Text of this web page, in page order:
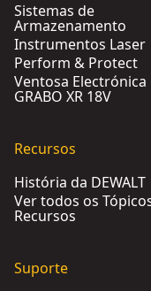
Sistemas de
Armazenamento
Instrumentos Laser
Perform & Protect
Ventosa Electrónica
GRABO XR 18V
Recursos
História da DEWALT
Ver todos os
Recursos
Suporte